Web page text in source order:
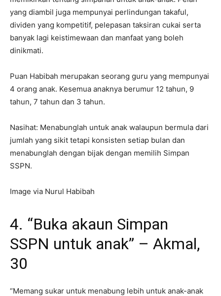
yang diambil juga mempunyai perlindungan takaful,
dividen yang kompetitif, pelepasan taksiran cukai serta
banyak lagi keistimewaan dan manfaat yang boleh
dinikmati.
Puan Habibah merupakan seorang guru yang mempunyai
4 orang anak. Kesemua anaknya berumur 12 tahun, 9
tahun, 7 tahun dan 3 tahun.
Nasihat: Menabunglah untuk anak walaupun bermula dari
jumlah yang sikit tetapi konsisten setiap bulan dan
menabunglah dengan bijak dengan memilih Simpan
SSPN.
Image via Nurul Habibah
4. “Buka akaun Simpan
SSPN untuk anak” – Akmal,
30
“Memang sukar untuk menabung lebih untuk anak-anak